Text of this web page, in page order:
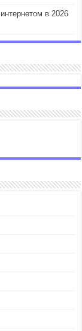
в 2026